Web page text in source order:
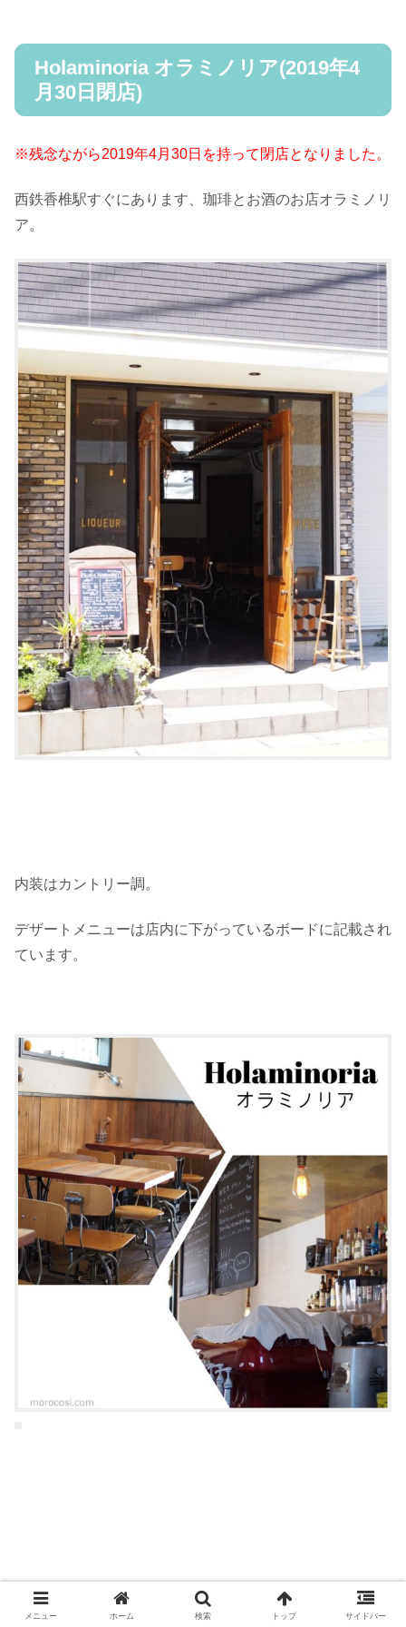
Holaminoria オラミノリア(2019年4
月30日閉店)
※残念ながら2019年4月30日を持って閉店となりました。
西鉄香椎駅すぐにあります、珈琲とお酒のお店オラミノリ
ア。
内装はカントリー調。
デザートメニューは店内に下がっているボードに記載され
ています。
メニューはこちら
メニュー ホーム 検索 トップ サイドバー